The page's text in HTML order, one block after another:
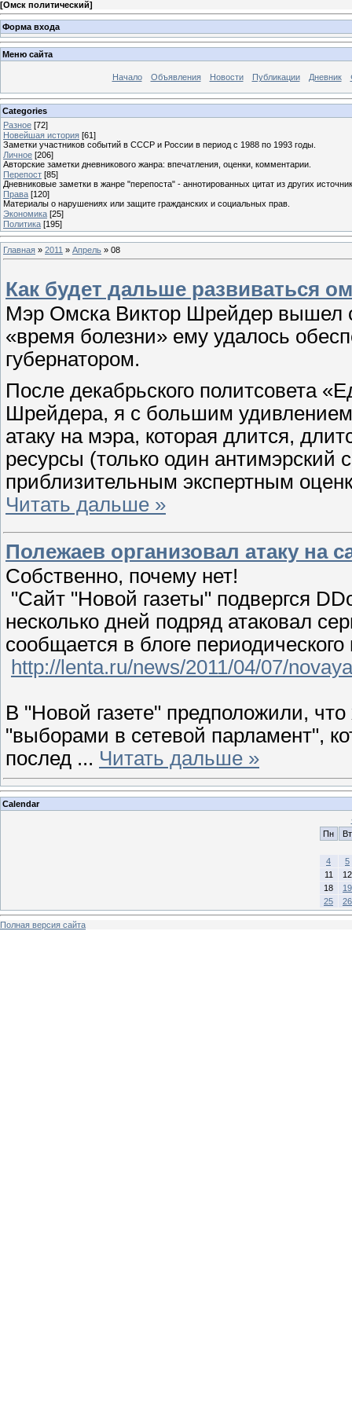
[Омск политический]
Форма входа
Меню сайта
Начало Объявления Новости Публикации Дневник
Categories
Разное [72]
Новейшая история [61]
Заметки участников событий в СССР и России в период с 1988 по 1993 годы.
Личное [206]
Авторские заметки дневникового жанра: впечатления, оценки, комментарии.
Перепост [85]
Дневниковые заметки в жанре "перепоста" - аннотированных цитат из других
Права [120]
Материалы о нарушениях или защите гражданских и социальных прав.
Экономика [25]
Политика [195]
Главная » 2011 » Апрель » 08
Как будет дальше развиваться
Мэр Омска Виктор Шрейдер вышел
«время болезни» ему удалось
губернатором.
После декабрьского политсовета
Шрейдера, я с большим
атаку на мэра, которая длится,
ресурсы (только один антимэрский
приблизительным экспертным
Читать дальше »
Полежаев организовал атаку на
Собственно, почему нет!
"Сайт "Новой газеты" подвергся
несколько дней подряд атаковал
сообщается в блоге
http://lenta.ru/news/2011/04/07/
В "Новой газете" предположили,
"выборами в сетевой парламент",
послед ... Читать дальше »
Calendar
Пн
Вт
4
5
11
12
18
19
25
26
Полная версия сайта